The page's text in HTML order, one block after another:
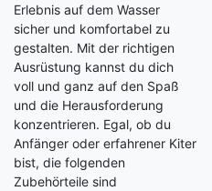
Erlebnis auf dem Wasser
sicher und komfortabel zu
gestalten. Mit der richtigen
Ausrüstung kannst du dich
voll und ganz auf den Spaß
und die Herausforderung
konzentrieren. Egal, ob du
Anfänger oder erfahrener Kiter
bist, die folgenden
Zubehörteile sind